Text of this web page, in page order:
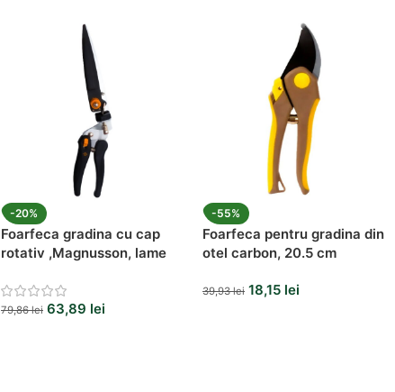
-20%
Foarfeca gradina cu cap
rotativ ,Magnusson, lame
79,86lei 63,89 lei
-55%
Foarfeca pentru gradina din
otel carbon, 20.5 cm
39,93lei 18,15 lei